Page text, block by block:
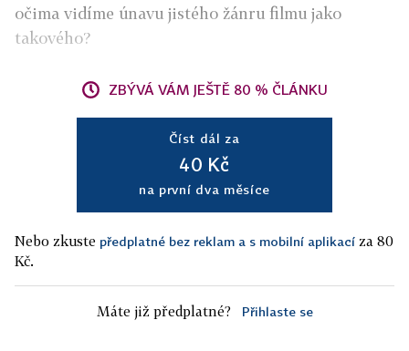
očima vidíme únavu jistého žánru filmu jako
takového?
ZBÝVÁ VÁM JEŠTĚ 80 % ČLÁNKU
Číst dál za
40 Kč
na první dva měsíce
Nebo zkuste předplatné bez reklam a s mobilní aplikací za 80
Kč.
Máte již předplatné? Přihlaste se